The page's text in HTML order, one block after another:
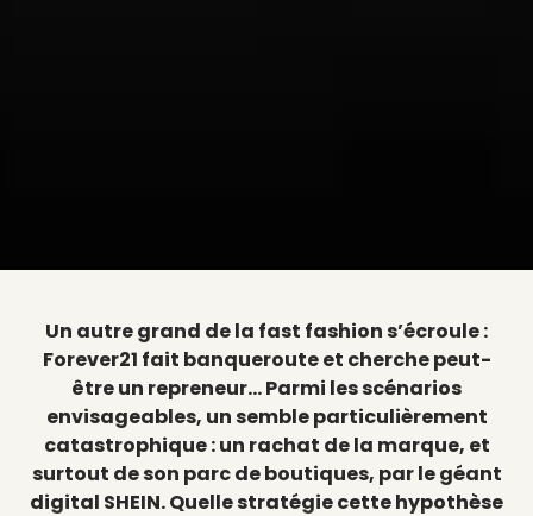
Un autre grand de la fast fashion s’écroule :
Forever21 fait banqueroute et cherche peut-
être un repreneur… Parmi les scénarios
envisageables, un semble particulièrement
catastrophique : un rachat de la marque, et
surtout de son parc de boutiques, par le géant
digital SHEIN. Quelle stratégie cette hypothèse